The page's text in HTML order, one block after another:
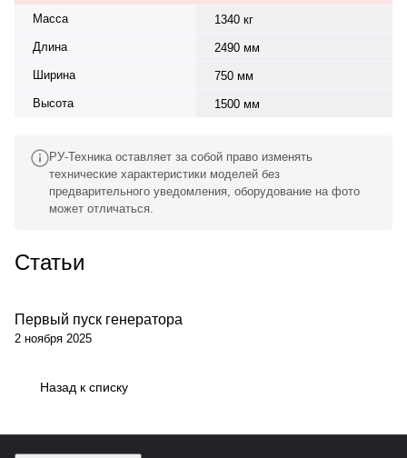
Масса
1340 кг
Длина
2490 мм
Ширина
750 мм
Высота
1500 мм
РУ-Техника оставляет за собой право изменять
технические характеристики моделей без
предварительного уведомления, оборудование на фото
может отличаться.
Статьи
Обсуживание
Первый пуск генератора
2 ноября 2025
Назад к списку